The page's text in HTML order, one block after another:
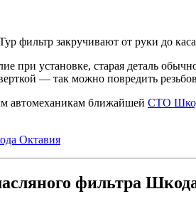
фильтр закручивают от руки до
при установке, старая деталь
— так можно повредить
автомеханикам ближайшей СТО
Октавия
фильтра